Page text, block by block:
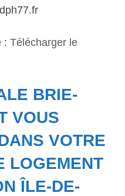
: Télécharger le
BRIE-
VOUS
VOTRE
LOGEMENT
ÎLE-DE-